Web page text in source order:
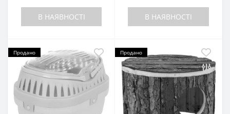
В НАЯВНОСТІ В НАЯВНОСТІ
Продано Продано